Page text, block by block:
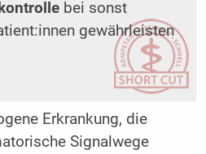
bei sonst
gewährleisten
Erkrankung, die
Signalwege